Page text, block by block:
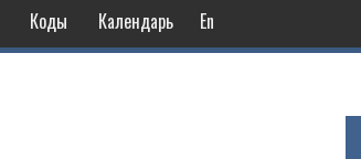
Коды Календарь En